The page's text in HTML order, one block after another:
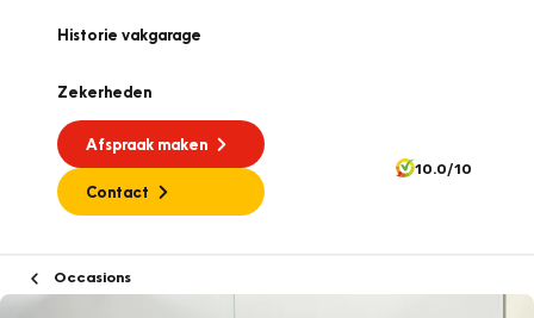
Historie vakgarage
Zekerheden
Afspraak maken
Contact
10.0/10
Occasions